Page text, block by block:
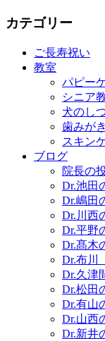
カテゴリー
ご長寿祝い
教室
パピー
シニア
犬のし
歯みが
スキン
ブログ
院長の
Dr.池田
Dr.嶋田
Dr.川西
Dr.平野
Dr.髙木
Dr.布川
Dr.久津
Dr.松田
Dr.有山
Dr.山西
Dr.新井